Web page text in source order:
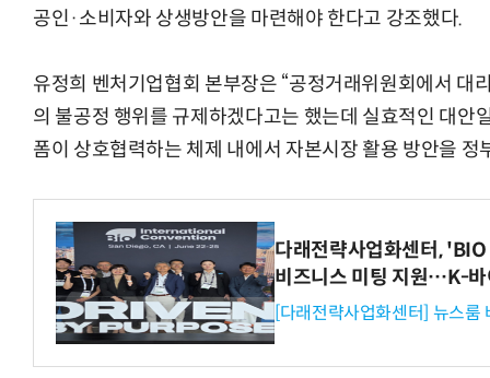
공인·소비자와 상생방안을 마련해야 한다고 강조했다.
유정희 벤처기업협회 본부장은 “공정거래위원회에서 대
의 불공정 행위를 규제하겠다고는 했는데 실효적인 대안
폼이 상호협력하는 체제 내에서 자본시장 활용 방안을 정
다래전략사업화센터,
비즈니스 미팅 지원…K-바
[다래전략사업화센터] 뉴스룸
“계속 쫓아왔다”…도망치